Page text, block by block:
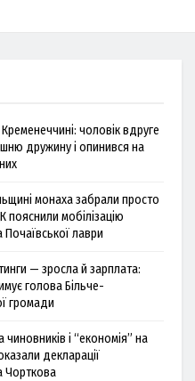
чоловік вдруге
дружину і опинився на
монаха забрали просто
пояснили мобілізацію
лаври
— зросла й зарплата:
голова Більче-
громади
чиновників і “економія” на
декларації
Чорткова